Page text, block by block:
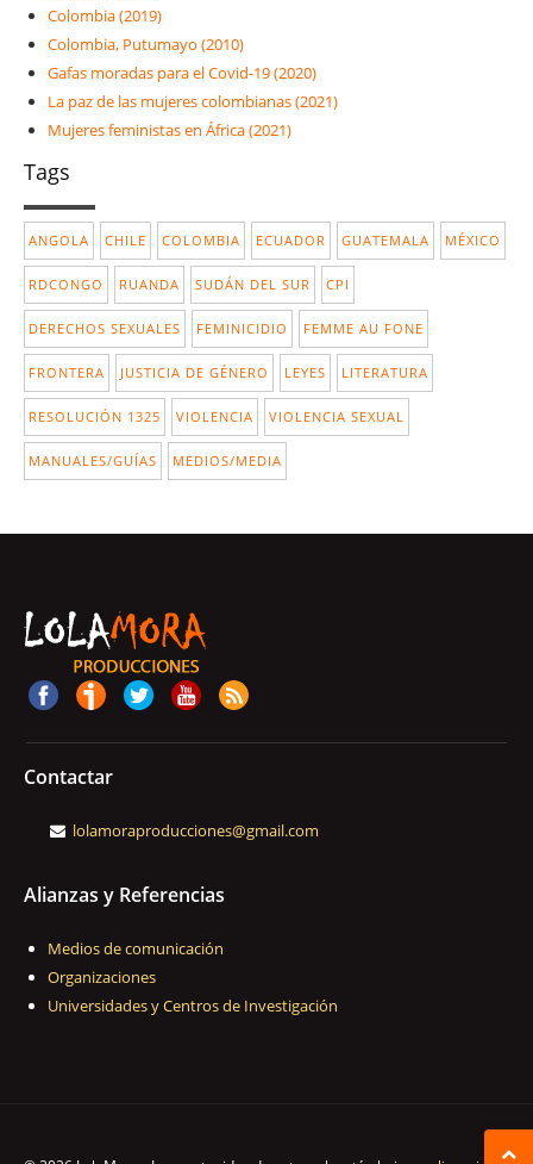
Colombia (2019)
Colombia, Putumayo (2010)
Gafas moradas para el Covid-19 (2020)
La paz de las mujeres colombianas (2021)
Mujeres feministas en África (2021)
Tags
ANGOLA CHILE COLOMBIA ECUADOR GUATEMALA MÉXICO
RDCONGO RUANDA SUDÁN DEL SUR CPI
DERECHOS SEXUALES FEMINICIDIO FEMME AU FONE
FRONTERA JUSTICIA DE GÉNERO LEYES LITERATURA
RESOLUCIÓN 1325 VIOLENCIA VIOLENCIA SEXUAL
MANUALES/GUÍAS MEDIOS/MEDIA
Contactar
lolamoraproducciones@gmail.com
Alianzas y Referencias
Medios de comunicación
Organizaciones
Universidades y Centros de Investigación